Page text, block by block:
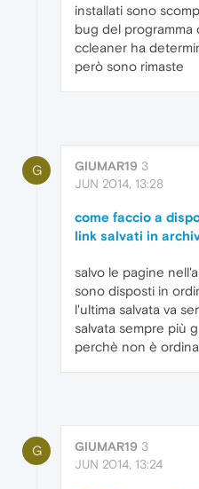
installati sono
bug del programma
ccleaner ha
però sono rimaste
G GIUMAR19 3
JUN 2014, 13:28
come faccio a
link salvati in
salvo le pagine
sono disposti in
l'ultima salvata va
salvata sempre più
perchè non è
G GIUMAR19 3
JUN 2014, 13:24